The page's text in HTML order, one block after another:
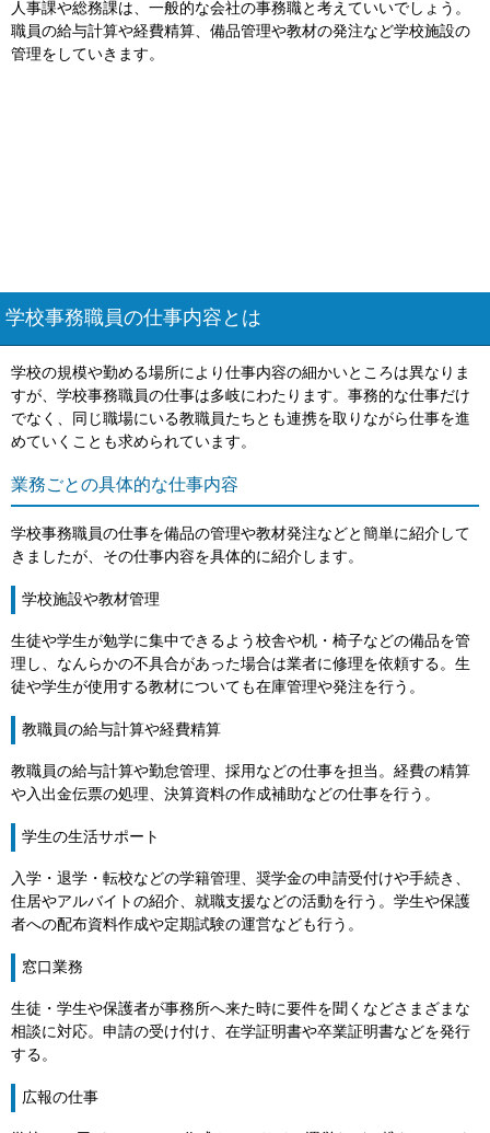
人事課や総務課は、一般的な会社の事務職と考えていいでしょう。
職員の給与計算や経費精算、備品管理や教材の発注など学校施設の
管理をしていきます。
学校事務職員の仕事内容とは
学校の規模や勤める場所により仕事内容の細かいところは異なりま
すが、学校事務職員の仕事は多岐にわたります。事務的な仕事だけ
でなく、同じ職場にいる教職員たちとも連携を取りながら仕事を進
めていくことも求められています。
業務ごとの具体的な仕事内容
学校事務職員の仕事を備品の管理や教材発注などと簡単に紹介して
きましたが、その仕事内容を具体的に紹介します。
学校施設や教材管理
生徒や学生が勉学に集中できるよう校舎や机・椅子などの備品を管
理し、なんらかの不具合があった場合は業者に修理を依頼する。生
徒や学生が使用する教材についても在庫管理や発注を行う。
教職員の給与計算や経費精算
教職員の給与計算や勤怠管理、採用などの仕事を担当。経費の精算
や入出金伝票の処理、決算資料の作成補助などの仕事を行う。
学生の生活サポート
入学・退学・転校などの学籍管理、奨学金の申請受付けや手続き、
住居やアルバイトの紹介、就職支援などの活動を行う。学生や保護
者への配布資料作成や定期試験の運営なども行う。
窓口業務
生徒・学生や保護者が事務所へ来た時に要件を聞くなどさまざまな
相談に対応。申請の受け付け、在学証明書や卒業証明書などを発行
する。
広報の仕事